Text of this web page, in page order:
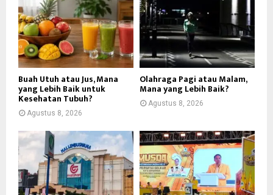
Buah Utuh atau Jus, Mana
yang Lebih Baik untuk
Kesehatan Tubuh?
Agustus 8, 2026
Olahraga Pagi atau Malam,
Mana yang Lebih Baik?
Agustus 8, 2026